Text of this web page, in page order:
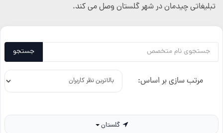
تبلیغاتی چیدمان در شهر گلستان وصل می کند.
جستجو
مرتب سازی بر اساس:
گلستان